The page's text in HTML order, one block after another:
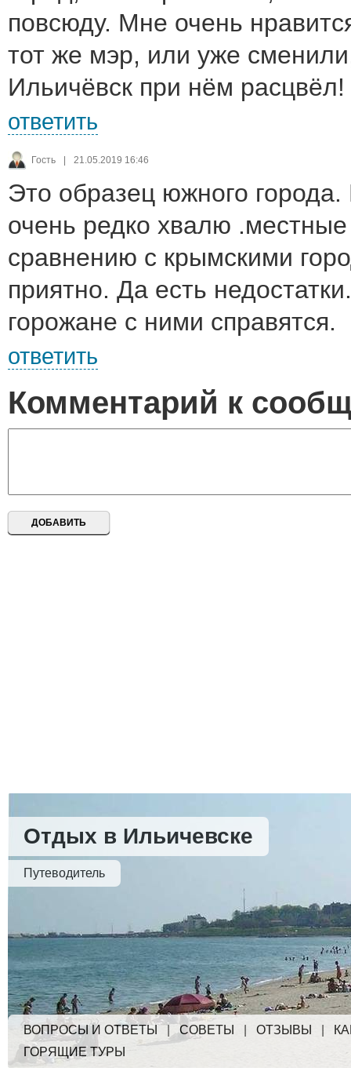
повсюду. Мне очень
тот же мэр, или уже
Ильичёвск при нём расцвёл!
ответить
Гость 21.05.2019 16:46
Это образец южного
очень редко хвалю
сравнению с крымскими
приятно. Да есть
горожане с ними справятся.
ответить
Комментарий к
Отдых в Ильичевске
Путеводитель
ВОПРОСЫ И ОТВЕТЫ |СОВЕТЫ ОТЗЫВЫ
ГОРЯЩИЕ ТУРЫ